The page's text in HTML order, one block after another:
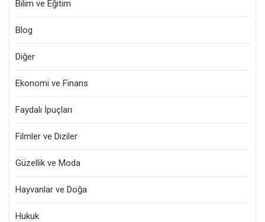
Bilim ve Eğitim
Blog
Diğer
Ekonomi ve Finans
Faydalı İpuçları
Filmler ve Diziler
Güzellik ve Moda
Hayvanlar ve Doğa
Hukuk